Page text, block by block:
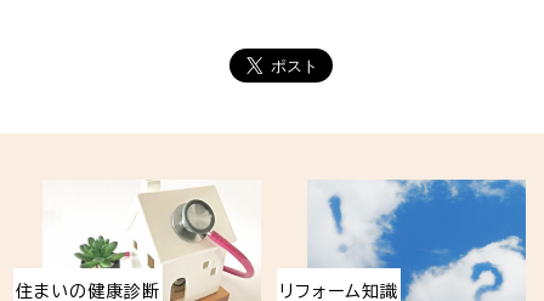
住まいの健康診断 リフォーム知識